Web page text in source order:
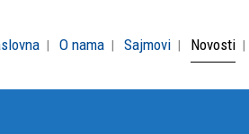
O nama Sajmovi Novosti